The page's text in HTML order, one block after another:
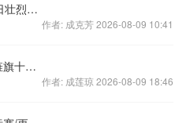
《风暴幻想》“空之守望”6月11日壮烈开启
作者: 成克芳 2026-08-09 10:41
《龙纹三国》真龙出世雷霆降 旌旗十万斩阎罗
作者: 成莲琼 2026-08-09 18:46